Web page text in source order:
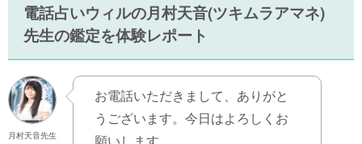
電話占いウィルの月村天音(ツキムラアマネ)
先生の鑑定を体験レポート
月村天音先生
お電話いただきまして、ありがと
うございます。今日はよろしくお
願いします